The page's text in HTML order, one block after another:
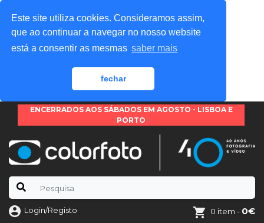
Este site utiliza cookies. Consideramos assim,
que ao continuar a navegar no nosso website
está a consentir as mesmas saber mais
fechar
ENCERRADOS AOS SÁBADOS EM AGOSTO - LISBOA E
PORTO
Login/Registo 0 item - 0€